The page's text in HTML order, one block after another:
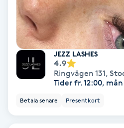
Paraffinbehandling
Pedikyr
Pensionärklippning
JEZZ LASHES
4.9
Ringvägen 131,
Tider fr. 12:00,
Betala senare Presentkort